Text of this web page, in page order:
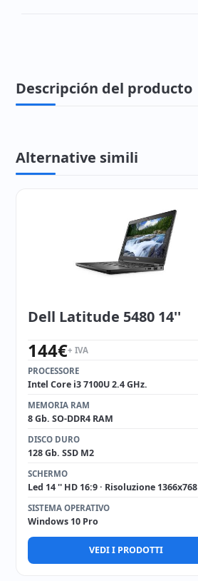
Descripción del producto
Alternative simili
Dell Latitude 5480 14''
144€+ IVA
PROCESSORE
Intel Core i3 7100U 2.4 GHz.
MEMORIA RAM
8 Gb. SO-DDR4 RAM
DISCO DURO
128 Gb. SSD M2
SCHERMO
Led 14 '' HD 16:9 · Risoluzione 1366x768
SISTEMA OPERATIVO
Windows 10 Pro
VEDI I PRODOTTI